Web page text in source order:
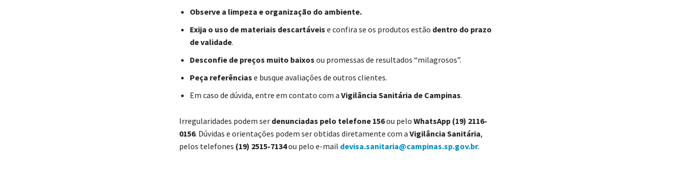
Observe a limpeza e organização do ambiente.
Exija o uso de materiais descartáveis e confira se os produtos estão dentro do prazo
de validade.
Desconfie de preços muito baixos ou promessas de resultados “milagrosos”.
Peça referências e busque avaliações de outros clientes.
Em caso de dúvida, entre em contato com a Vigilância Sanitária de Campinas.
Irregularidades podem ser denunciadas pelo telefone 156ou pelo WhatsApp (19) 2116-
0156. Dúvidas e orientações podem ser obtidas diretamente com a Vigilância Sanitária,
pelos telefones (19) 2515-7134ou pelo e-mail devisa.sanitaria@campinas.sp.gov.br.